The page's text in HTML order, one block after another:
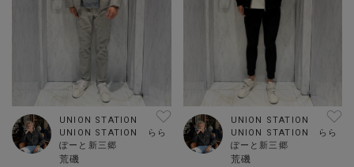
UNION STATION
UNION STATION らら
ぽーと新三郷
荒磯
UNION STATION
UNION STATION らら
ぽーと新三郷
荒磯